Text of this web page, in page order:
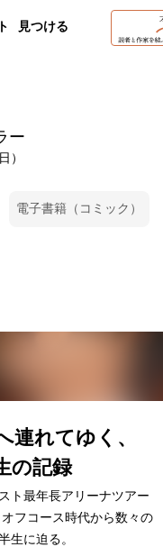
見つける
ー
）
電子書籍（コミック）
連れてゆく、
の記録
ト最年長アリーナツアー
フコース時代から数々の
生に迫る。